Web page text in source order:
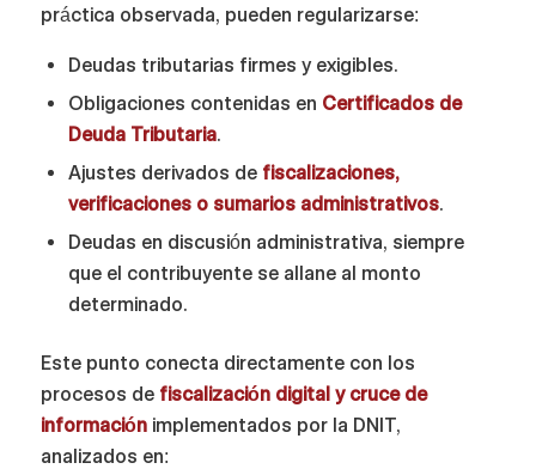
práctica observada, pueden regularizarse:
Deudas tributarias firmes y exigibles.
Obligaciones contenidas en Certificados de
Deuda Tributaria.
Ajustes derivados de fiscalizaciones,
verificaciones o sumarios administrativos.
Deudas en discusión administrativa, siempre
que el contribuyente se allane al monto
determinado.
Este punto conecta directamente con los
procesos de fiscalización digital y cruce de
informaciónimplementados por la DNIT,
analizados en: